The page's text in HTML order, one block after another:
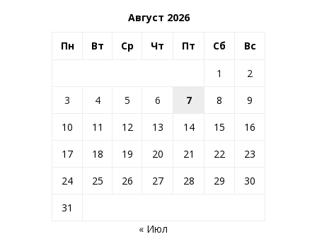
Август 2026
Пн Вт Ср Чт Пт Сб Вс
1
2
3
4 5 6 7 8
9
10
11 12 13 14 15
16
17
18 19 20 21 22
23
24
25 26 27 28 29
30
31
« Июл